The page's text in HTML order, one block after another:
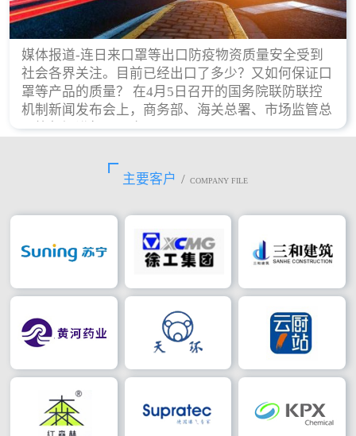
媒体报道-连日来口罩等出口防疫物资质量安全受到
社会各界关注。目前已经出口了多少？又如何保证口
罩等产品的质量？ 在4月5日召开的国务院联防联控
机制新闻发布会上，商务部、海关总署、市场监管总
局等部门进行了回应。
主要客户 / COMPANY FILE